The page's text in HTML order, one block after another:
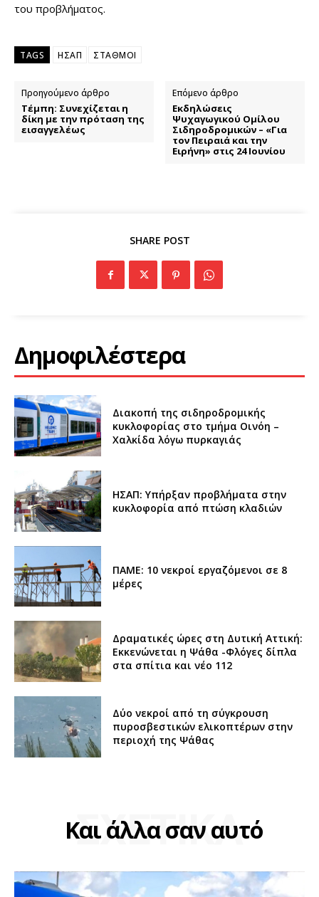
του προβλήματος.
TAGS ΗΣΑΠ ΣΤΑΘΜΟΙ
Προηγούμενο άρθρο
Τέμπη: Συνεχίζεται η
δίκη με την πρόταση της
εισαγγελέως
Επόμενο άρθρο
Εκδηλώσεις
Ψυχαγωγικού Ομίλου
Σιδηροδρομικών – «Για
τον Πειραιά και την
Ειρήνη» στις 24 Ιουνίου
SHARE POST
Δημοφιλέστερα
Διακοπή της σιδηροδρομικής
κυκλοφορίας στο τμήμα Οινόη –
Χαλκίδα λόγω πυρκαγιάς
ΗΣΑΠ: Υπήρξαν προβλήματα στην
κυκλοφορία από πτώση κλαδιών
ΠΑΜΕ: 10 νεκροί εργαζόμενοι σε 8
μέρες
Δραματικές ώρες στη Δυτική Αττική:
Εκκενώνεται η Ψάθα -Φλόγες δίπλα
στα σπίτια και νέο 112
Δύο νεκροί από τη σύγκρουση
πυροσβεστικών ελικοπτέρων στην
περιοχή της Ψάθας
Και άλλα σαν αυτό
ΣΧΕΤΙΚΑ